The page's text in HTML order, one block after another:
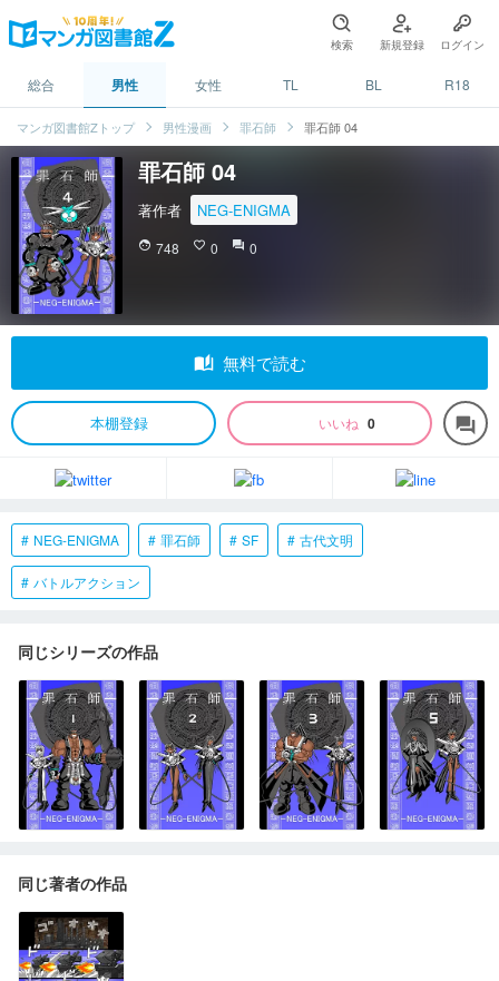
検索 新規登録 ログイン
総合 男性 女性 TL BL R18
マンガ図書館Zトップ 男性漫画 罪石師 罪石師 04
罪石師 04
著作者 NEG-ENIGMA
face 748 favorite_border 0 question_answer 0
auto_stories 無料で読む
本棚登録 いいね 0 forum
NEG-ENIGMA 罪石師 SF 古代文明
バトルアクション
同じシリーズの作品
同じ著者の作品